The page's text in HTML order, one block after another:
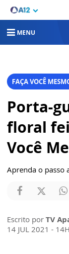
MENU
FAÇA VOCÊ
Porta-
floral
Você
Aprenda o passo
Escrito por TV
14 JUL 2021 -